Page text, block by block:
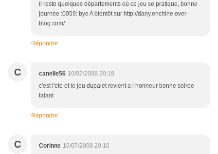
il reste quelques départements où ce jeu se pratique, bonne
journée :0059: bye A bientôt sur http://dany.enchine.over-
blog.com/
Répondre
C canelle56 10/07/2008 20:18
c'est l'ete et le jeu dupalet revient a l honneur bonne soiree
talant
Répondre
C Corinne 10/07/2008 20:10